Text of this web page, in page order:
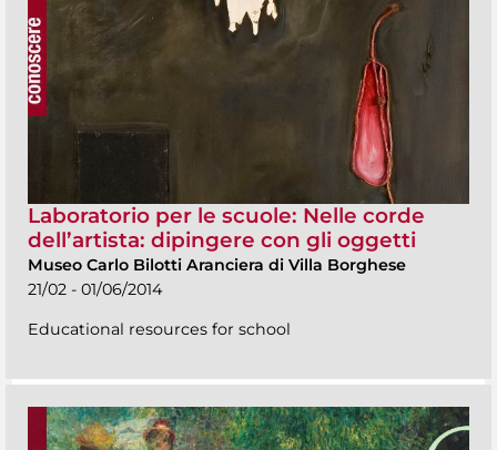
Laboratorio per le scuole: Nelle corde
dell’artista: dipingere con gli oggetti
Museo Carlo Bilotti Aranciera di Villa Borghese
21/02 - 01/06/2014
Educational resources for school